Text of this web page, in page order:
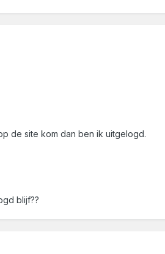
de site kom dan ben ik uitgelogd.
blijf??